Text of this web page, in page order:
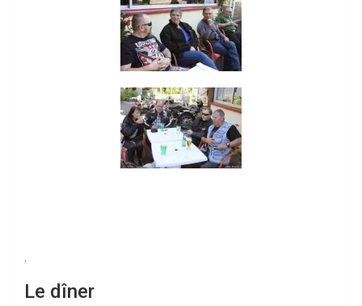
.
Le dîner